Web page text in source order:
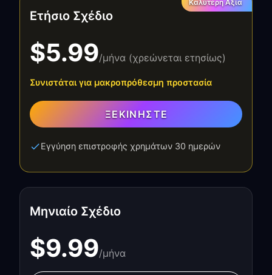
Καλύτερη Αξία
Ετήσιο Σχέδιο
$5.99/μήνα (χρεώνεται ετησίως)
Συνιστάται για μακροπρόθεσμη προστασία
ΞΕΚΙΝΉΣΤΕ
Εγγύηση επιστροφής χρημάτων 30 ημερών
Μηνιαίο Σχέδιο
$9.99/μήνα